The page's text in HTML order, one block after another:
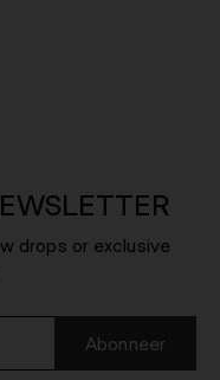
drops or exclusive
Abonneer